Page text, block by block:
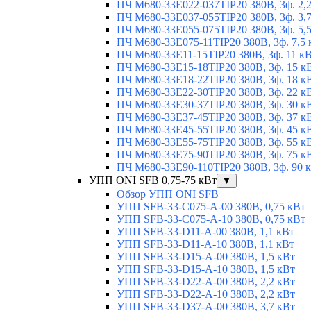
ПЧ M680-33E022-037TIP20 380В, 3ф.
ПЧ M680-33E037-055TIP20 380В, 3ф.
ПЧ M680-33E055-075TIP20 380В, 3ф.
ПЧ M680-33E075-11TIP20 380В, 3ф. 7,5
ПЧ M680-33E11-15TIP20 380В, 3ф. 11
ПЧ M680-33E15-18TIP20 380В, 3ф. 15
ПЧ M680-33E18-22TIP20 380В, 3ф. 18
ПЧ M680-33E22-30TIP20 380В, 3ф. 22
ПЧ M680-33E30-37TIP20 380В, 3ф. 30
ПЧ M680-33E37-45TIP20 380В, 3ф. 37
ПЧ M680-33E45-55TIP20 380В, 3ф. 45
ПЧ M680-33E55-75TIP20 380В, 3ф. 55
ПЧ M680-33E75-90TIP20 380В, 3ф. 75
ПЧ M680-33E90-110TIP20 380В, 3ф. 90
УПП ONI SFB 0,75-75 кВт
▼
Обзор УПП ONI SFB
УПП SFB-33-C075-A-00 380В, 0,75 кВт
УПП SFB-33-C075-A-10 380В, 0,75 кВт
УПП SFB-33-D11-A-00 380В, 1,1 кВт
УПП SFB-33-D11-A-10 380В, 1,1 кВт
УПП SFB-33-D15-A-00 380В, 1,5 кВт
УПП SFB-33-D15-A-10 380В, 1,5 кВт
УПП SFB-33-D22-A-00 380В, 2,2 кВт
УПП SFB-33-D22-A-10 380В, 2,2 кВт
УПП SFB-33-D37-A-00 380В, 3,7 кВт